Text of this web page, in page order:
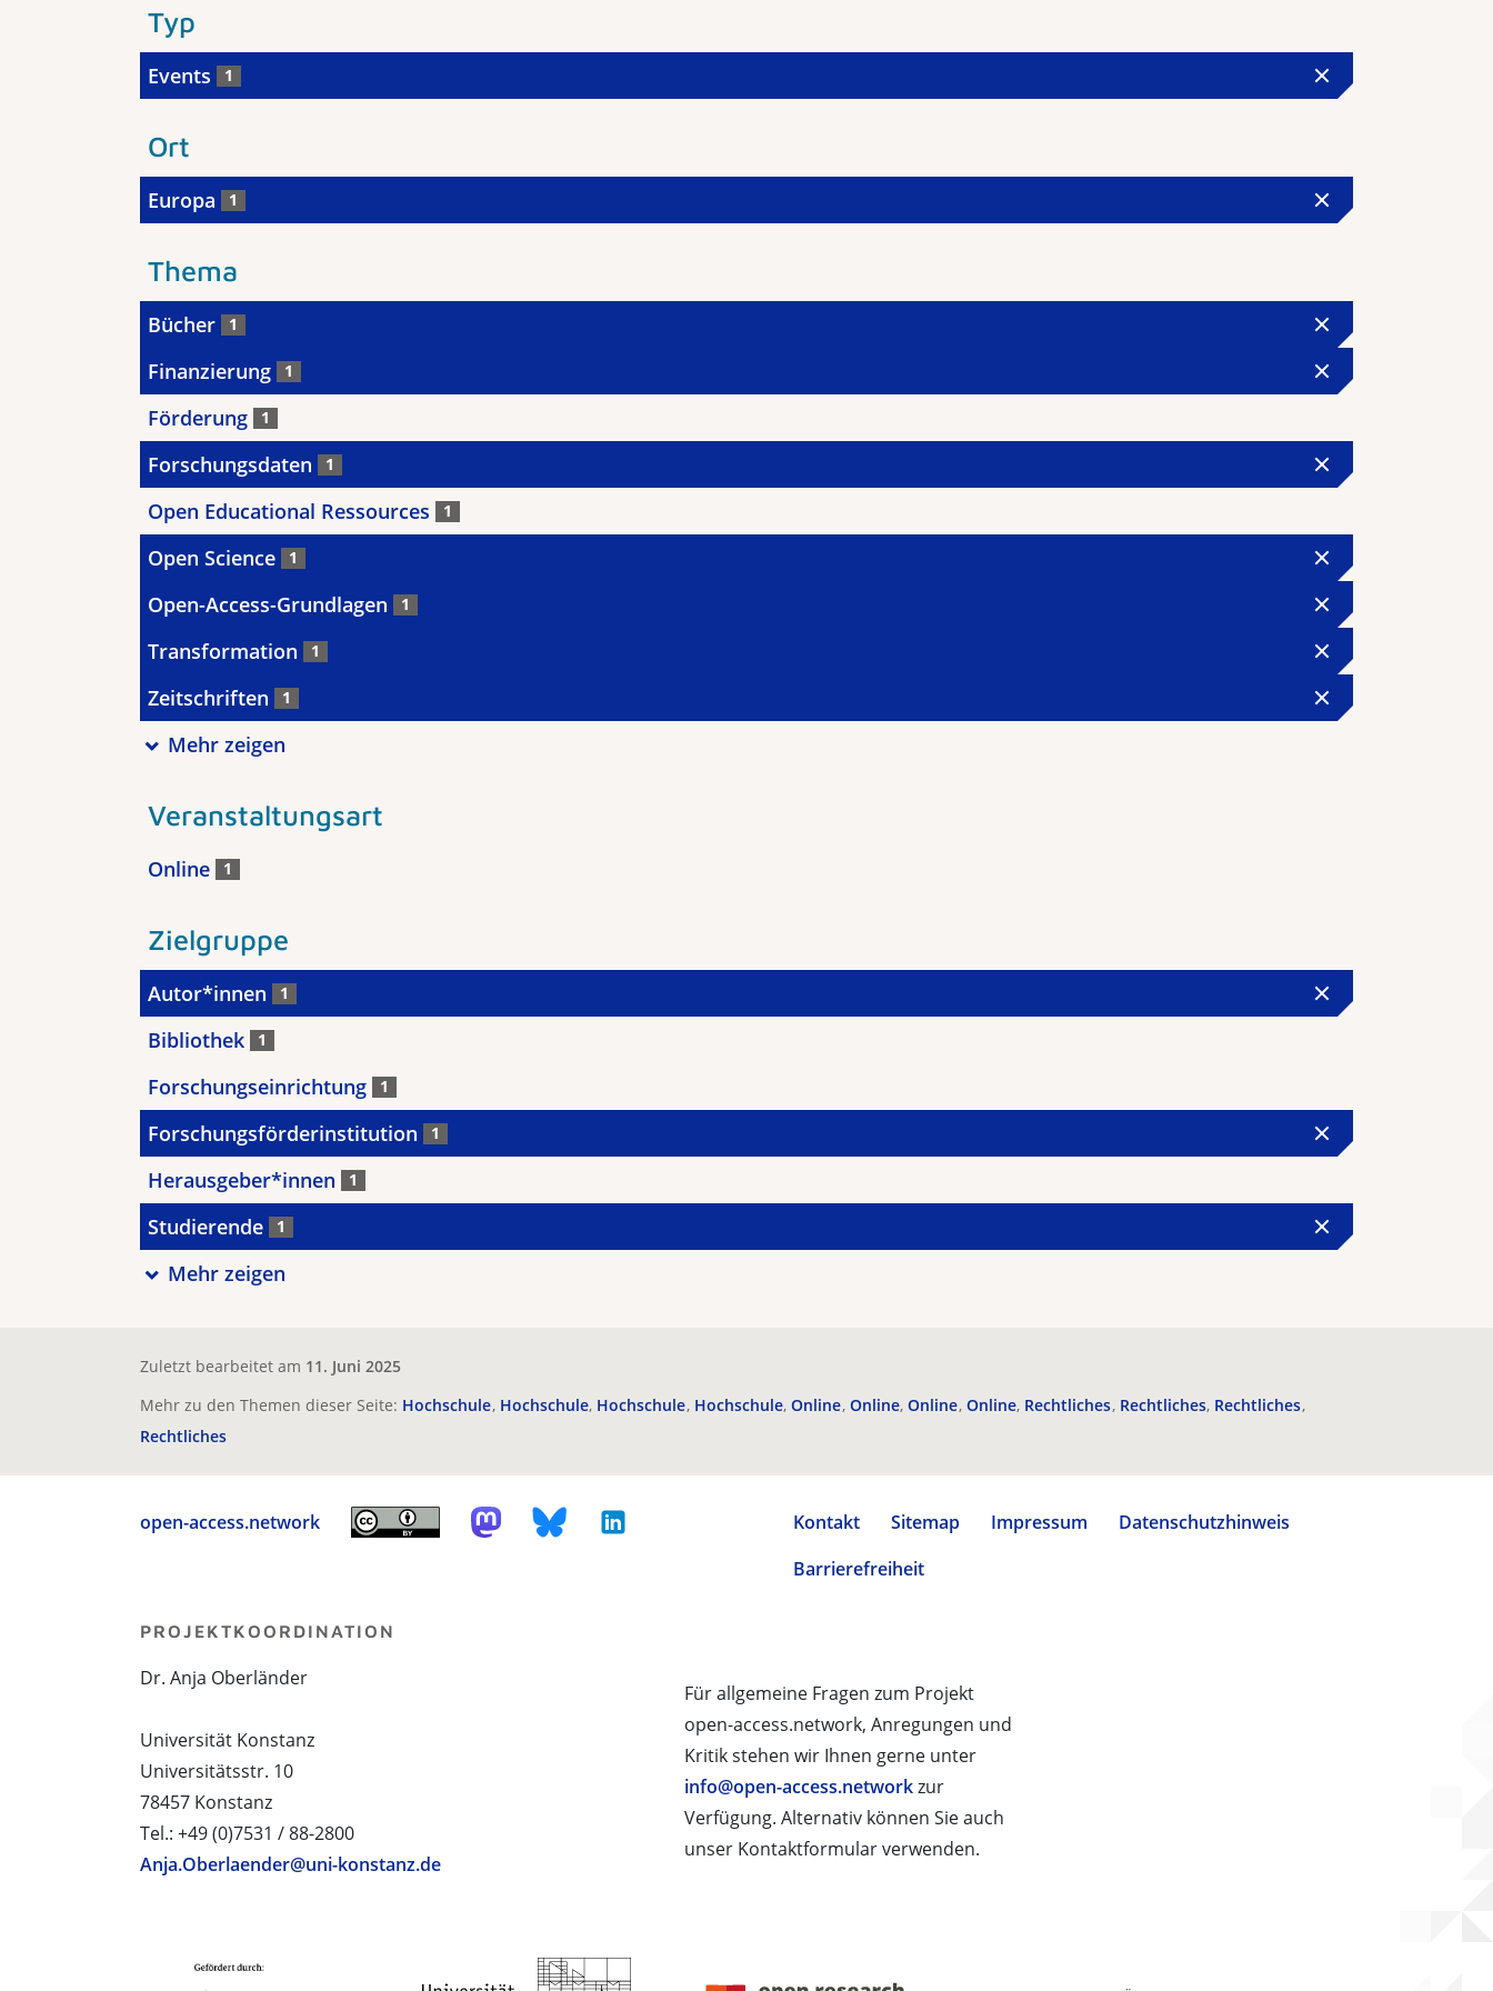
Typ
Events 1
Ort
Europa 1
Thema
Bücher 1
Finanzierung 1
Förderung 1
Forschungsdaten 1
Open Educational Ressources 1
Open Science 1
Open-Access-Grundlagen 1
Transformation 1
Zeitschriften 1
Mehr zeigen
Veranstaltungsart
Online 1
Zielgruppe
Autor*innen 1
Bibliothek 1
Forschungseinrichtung 1
Forschungsförderinstitution 1
Herausgeber*innen 1
Studierende 1
Mehr zeigen
Zuletzt bearbeitet am 11. Juni 2025
Mehr zu den Themen dieser Seite: Hochschule Hochschule Hochschule Hochschule Online Online Online Online Rechtliches Rechtliches Rechtliches
Rechtliches
open-access.network Kontakt Sitemap Impressum
Datenschutzhinweis
Barrierefreiheit
Für allgemeine Fragen zum Projekt
open-access.network, Anregungen und
Kritik stehen wir Ihnen gerne unter
info@open-access.networkzur
Verfügung. Alternativ können Sie auch
unser Kontaktformular verwenden.
PROJEKTKOORDINATION
Dr. Anja Oberländer
Universität Konstanz
Universitätsstr. 10
78457 Konstanz
Tel.: +49 (0)7531 / 88-2800
Anja.Oberlaender@uni-konstanz.de